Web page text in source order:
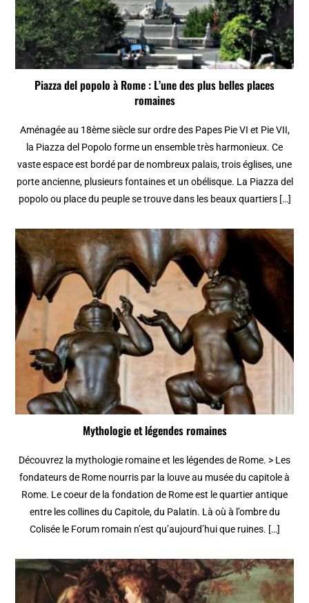
Piazza del popolo à Rome : L’une des plus belles places
romaines
Aménagée au 18ème siècle sur ordre des Papes Pie VI et Pie VII,
la Piazza del Popolo forme un ensemble très harmonieux. Ce
vaste espace est bordé par de nombreux palais, trois églises, une
porte ancienne, plusieurs fontaines et un obélisque. La Piazza del
popolo ou place du peuple se trouve dans les beaux quartiers […]
Mythologie et légendes romaines
Découvrez la mythologie romaine et les légendes de Rome. > Les
fondateurs de Rome nourris par la louve au musée du capitole à
Rome. Le coeur de la fondation de Rome est le quartier antique
entre les collines du Capitole, du Palatin. Là où à l’ombre du
Colisée le Forum romain n’est qu’aujourd’hui que ruines. […]